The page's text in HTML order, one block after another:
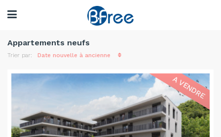
Appartements neufs
Trier par: Date nouvelle à ancienne
A VENDRE